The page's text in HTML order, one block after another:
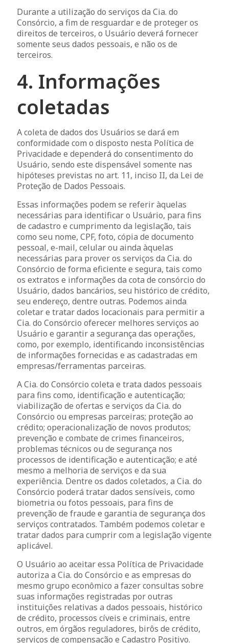
Durante a utilização do serviços da Cia. do
Consórcio, a fim de resguardar e de proteger os
direitos de terceiros, o Usuário deverá fornecer
somente seus dados pessoais, e não os de
terceiros.
4. Informações
coletadas
A coleta de dados dos Usuários se dará em
conformidade com o disposto nesta Política de
Privacidade e dependerá do consentimento do
Usuário, sendo este dispensável somente nas
hipóteses previstas no art. 11, inciso II, da Lei de
Proteção de Dados Pessoais.
Essas informações podem se referir àquelas
necessárias para identificar o Usuário, para fins
de cadastro e cumprimento da legislação, tais
como seu nome, CPF, foto, cópia de documento
pessoal, e-mail, celular ou ainda àquelas
necessárias para prover os serviços da Cia. do
Consórcio de forma eficiente e segura, tais como
os extratos e informações da cota de consórcio do
Usuário, dados bancários, seu histórico de crédito,
seu endereço, dentre outras. Podemos ainda
coletar e tratar dados locacionais para permitir a
Cia. do Consórcio oferecer melhores serviços ao
Usuário e garantir a segurança das operações,
como, por exemplo, identificando inconsistências
de informações fornecidas e as cadastradas em
empresas/ferramentas parceiras.
A Cia. do Consórcio coleta e trata dados pessoais
para fins como, identificação e autenticação;
viabilização de ofertas e serviços da Cia. do
Consórcio ou empresas parceiras; proteção ao
crédito; operacionalização de novos produtos;
prevenção e combate de crimes financeiros,
problemas técnicos ou de segurança nos
processos de identificação e autenticação; e até
mesmo a melhoria de serviços e da sua
experiência. Dentre os dados coletados, a Cia. do
Consórcio poderá tratar dados sensíveis, como
biometria ou fotos pessoais, para fins de
prevenção de fraude e garantia de segurança dos
serviços contratados. Também podemos coletar e
tratar dados para cumprir com a legislação vigente
aplicável.
O Usuário ao aceitar essa Política de Privacidade
autoriza a Cia. do Consórcio e as empresas do
mesmo grupo econômico a fazer consultas sobre
suas informações registradas por outras
instituições relativas a dados pessoais, histórico
de crédito, processos cíveis e criminais, entre
outros, em órgãos reguladores, birôs de crédito,
serviços de compensação e Cadastro Positivo.